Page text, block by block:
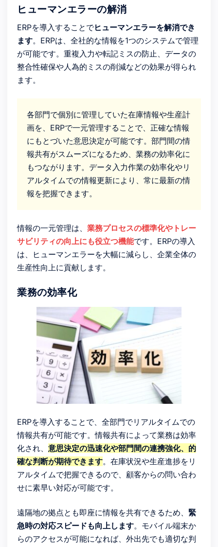
ヒューマンエラーの解消
ERPを導入することでヒューマンエラーを解消でき
ます。ERPは、全社的な情報を1つのシステムで管理
が可能です。重複入力や転記ミスの防止、データの
整合性確保や人為的ミスの削減などの効果が得られ
ます。
各部門で個別に管理していた在庫情報や生産計
画を、ERPで一元管理することで、正確な情報
にもとづいた意思決定が可能です。部門間の情
報共有がスムーズになるため、業務の効率化に
もつながります。データ入力作業の効率化やリ
アルタイムでの情報更新により、常に最新の情
報を把握できます。
情報の一元管理は、 業務プロセスの標準化やトレー
サビリティの向上にも役立つ機能です。ERPの導入
は、ヒューマンエラーを大幅に減らし、企業全体の
生産性向上に貢献します。
業務の効率化
ERPを導入することで、全部門でリアルタイムでの
情報共有が可能です。情報共有によって業務は効率
化され、 意思決定の迅速化や部門間の連携強化、的
確な判断が期待できます。在庫状況や生産進捗をリ
アルタイムで把握できるので、顧客からの問い合わ
せに素早い対応が可能です。
遠隔地の拠点とも即座に情報を共有できるため、 緊
急時の対応スピードも向上します。モバイル端末か
らのアクセスが可能になれば、外出先でも適切な判